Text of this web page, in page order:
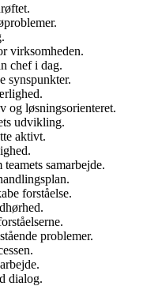
virksomheden.
chef i dag.
synspunkter.
og løsningsorienteret.
udvikling.
aktivt.
samarbejde.
forståelse.
problemer.
dialog.